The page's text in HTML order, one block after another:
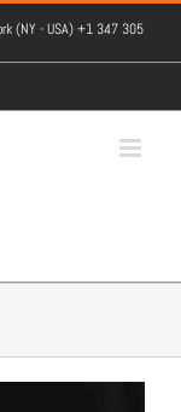
(NY - USA) +1 347 305